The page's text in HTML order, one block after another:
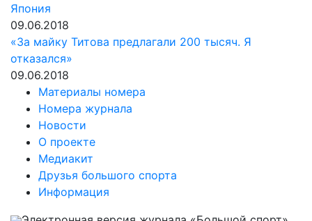
Япония
09.06.2018
«За майку Титова предлагали 200 тысяч. Я
отказался»
09.06.2018
Материалы номера
Номера журнала
Новости
О проекте
Медиакит
Друзья большого спорта
Информация